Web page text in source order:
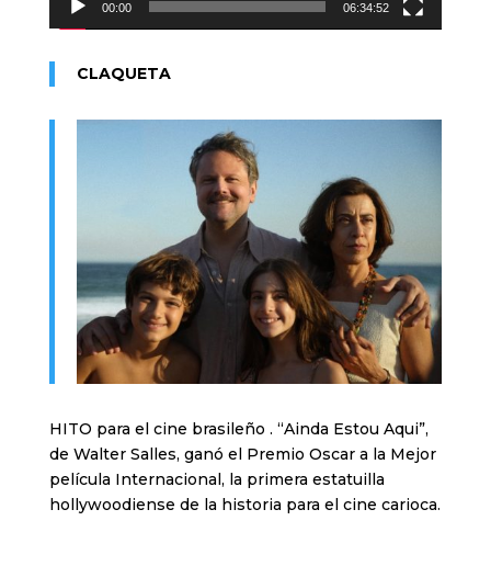
00:00 06:34:52
CLAQUETA
HITO para el cine brasileño . “Ainda Estou Aqui”,
de Walter Salles, ganó el Premio Oscar a la Mejor
película Internacional, la primera estatuilla
hollywoodiense de la historia para el cine carioca.